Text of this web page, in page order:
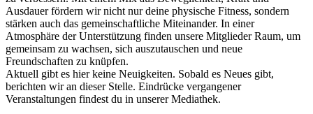
Ausdauer fördern wir nicht nur deine physische Fitness, sondern
stärken auch das gemeinschaftliche Miteinander. In einer
Atmosphäre der Unterstützung finden unsere Mitglieder Raum, um
gemeinsam zu wachsen, sich auszutauschen und neue
Freundschaften zu knüpfen.
Aktuell gibt es hier keine Neuigkeiten. Sobald es Neues gibt,
berichten wir an dieser Stelle. Eindrücke vergangener
Veranstaltungen findest du in unserer Mediathek.